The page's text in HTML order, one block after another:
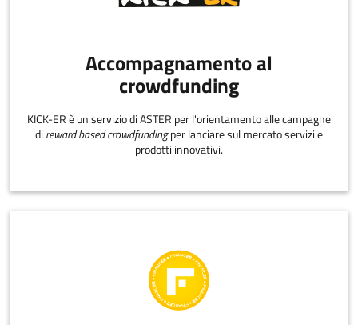
Accompagnamento al
crowdfunding
KICK-ER è un servizio di ASTER per l'orientamento alle campagne
di reward based crowdfundingper lanciare sul mercato servizi e
prodotti innovativi.